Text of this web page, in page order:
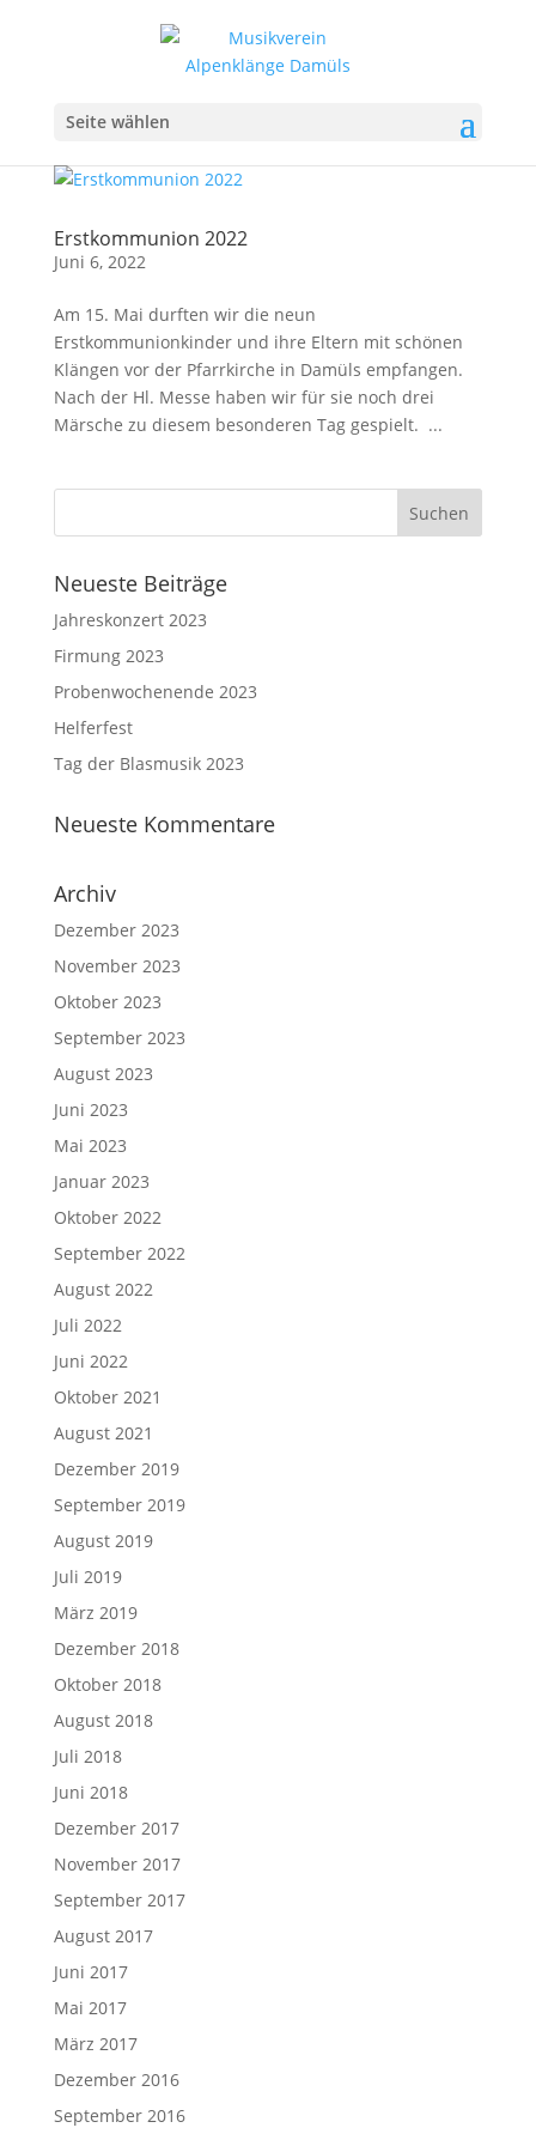
Seite wählen
Erstkommunion 2022
Juni 6, 2022
Am 15. Mai durften wir die neun
Erstkommunionkinder und ihre Eltern mit schönen
Klängen vor der Pfarrkirche in Damüls empfangen.
Nach der Hl. Messe haben wir für sie noch drei
Märsche zu diesem besonderen Tag gespielt. ...
Neueste Beiträge
Jahreskonzert 2023
Firmung 2023
Probenwochenende 2023
Helferfest
Tag der Blasmusik 2023
Neueste Kommentare
Archiv
Dezember 2023
November 2023
Oktober 2023
September 2023
August 2023
Juni 2023
Mai 2023
Januar 2023
Oktober 2022
September 2022
August 2022
Juli 2022
Juni 2022
Oktober 2021
August 2021
Dezember 2019
September 2019
August 2019
Juli 2019
März 2019
Dezember 2018
Oktober 2018
August 2018
Juli 2018
Juni 2018
Dezember 2017
November 2017
September 2017
August 2017
Juni 2017
Mai 2017
März 2017
Dezember 2016
September 2016